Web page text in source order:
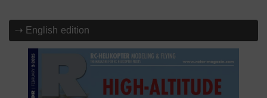
⇢ English edition